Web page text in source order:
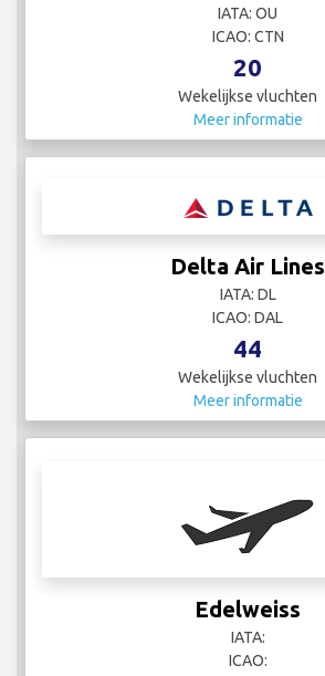
IATA: OU
ICAO: CTN
20
Wekelijkse vluchten
Meer informatie
Delta Air Lines
IATA: DL
ICAO: DAL
44
Wekelijkse vluchten
Meer informatie
Edelweiss
IATA:
ICAO: